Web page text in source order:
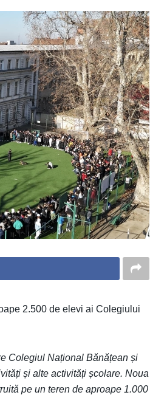
2.500 de elevi ai Colegiului
Colegiul Național Bănățean și
și alte activități școlare. Noua
pe un teren de aproape 1.000